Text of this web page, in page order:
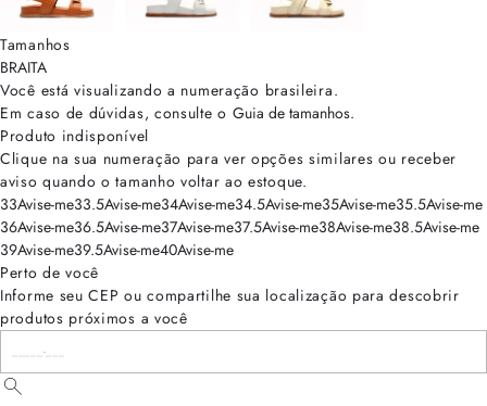
Tamanhos
BRAITA
Você está visualizando a numeração brasileira.
Em caso de dúvidas, consulte o Guia de tamanhos.
Produto indisponível
Clique na sua numeração para ver opções similares ou receber
aviso quando o tamanho voltar ao estoque.
33Avise-me33.5Avise-me34Avise-me34.5Avise-me35Avise-me35.5Avise-me
36Avise-me36.5Avise-me37Avise-me37.5Avise-me38Avise-me38.5Avise-me
39Avise-me39.5Avise-me40Avise-me
Perto de você
Informe seu CEP ou compartilhe sua localização para descobrir
produtos próximos a você